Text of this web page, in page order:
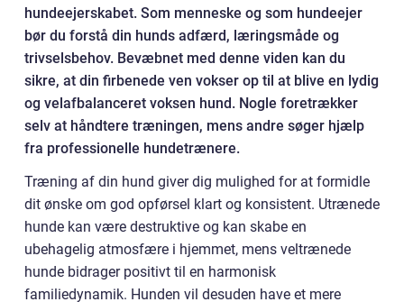
hundeejerskabet. Som menneske og som hundeejer
bør du forstå din hunds adfærd, læringsmåde og
trivselsbehov. Bevæbnet med denne viden kan du
sikre, at din firbenede ven vokser op til at blive en lydig
og velafbalanceret voksen hund. Nogle foretrækker
selv at håndtere træningen, mens andre søger hjælp
fra professionelle hundetrænere.
Træning af din hund giver dig mulighed for at formidle
dit ønske om god opførsel klart og konsistent. Utrænede
hunde kan være destruktive og kan skabe en
ubehagelig atmosfære i hjemmet, mens veltrænede
hunde bidrager positivt til en harmonisk
familiedynamik. Hunden vil desuden have et mere